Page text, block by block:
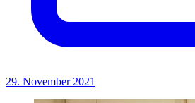
29. November 2021